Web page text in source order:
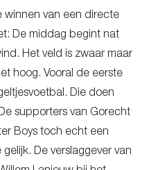
winnen van een directe
De middag begint nat
Het veld is zwaar maar
hoog. Vooral de eerste
Die doen
supporters van Gorecht
Boys toch echt een
De verslaggever van